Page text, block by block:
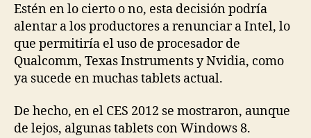
Estén en lo cierto o no, esta decisión podría
alentar a los productores a renunciar a Intel, lo
que permitiría el uso de procesador de
Qualcomm, Texas Instruments y Nvidia, como
ya sucede en muchas tablets actual.
De hecho, en el CES 2012 se mostraron, aunque
de lejos, algunas tablets con Windows 8.